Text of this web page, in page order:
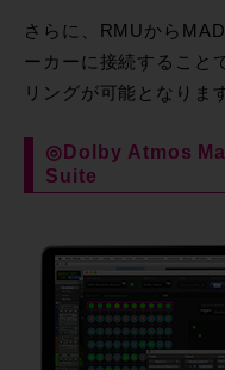
さらに、RMUから
ーカーに接続すること
リングが可能となりま
◎Dolby Atmos
Suite